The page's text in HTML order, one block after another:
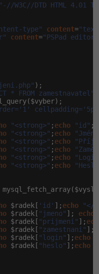
"-//W3C//DTD HTML 4.01
type" content=
content="PSPad editor,
);
* FROM zamestnavatel"
"<strong>" ; echo "id" ;
"<strong>" ; echo
"<strong>" ; echo
"<strong>" ; echo
"<strong>" ; echo
"<strong>" ; echo
$radek[ 'id' ]; echo
"</
$radek[ "jmeno" ]; echo
$radek[ "prijmeni" ];
$radek[ "zamestnani" ];
$radek[ "login" ]; echo
$radek[ "heslo" ]; echo